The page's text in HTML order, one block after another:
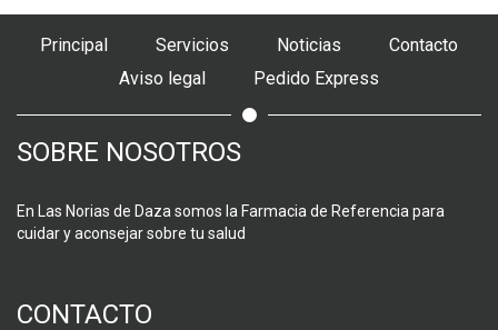
Principal Servicios Noticias
Contacto
Aviso legal
Pedido Express
SOBRE NOSOTROS
En Las Norias de Daza somos la Farmacia de Referencia para
cuidar y aconsejar sobre tu salud
CONTACTO